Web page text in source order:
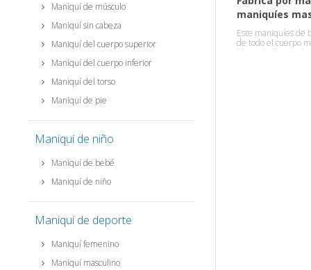
Maniquí de músculo
Maniquí sin cabeza
Maniquí del cuerpo superior
Maniquí del cuerpo inferior
Maniquí del torso
Maniquí de pie
Maniquí de niño
Maniquí de bebé
Maniquí de niño
Maniquí de deporte
Maniquí femenino
Maniquí masculino
maniquíes
baloncesto
Este maniquíes de
de todo el cuerpo
blanco brillante y